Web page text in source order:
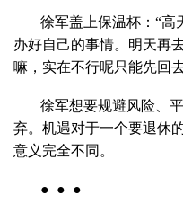
徐军盖上保温杯：“高
办好自己的事情。明天再
嘛，实在不行呢只能先回
徐军想要规避风险、
弃。机遇对于一个要退休
意义完全不同。
● ● ●